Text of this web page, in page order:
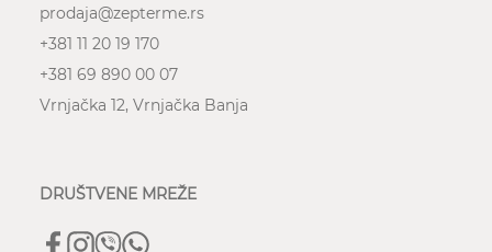
prodaja@zepterme.rs
+381 11 20 19 170
+381 69 890 00 07
Vrnjačka 12, Vrnjačka Banja
DRUŠTVENE MREŽE